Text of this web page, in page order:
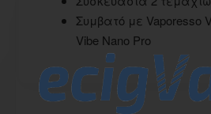
Συμβατό με Vaporesso
Vibe Nano Pro